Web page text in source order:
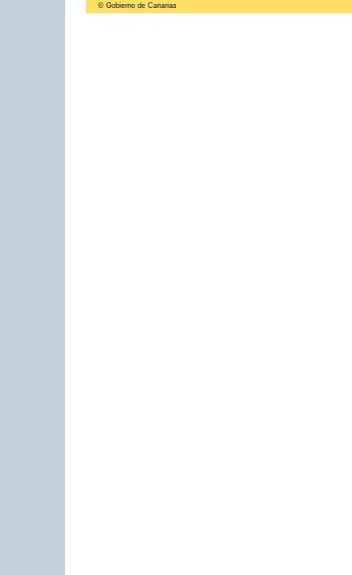
© Gobierno de Canarias